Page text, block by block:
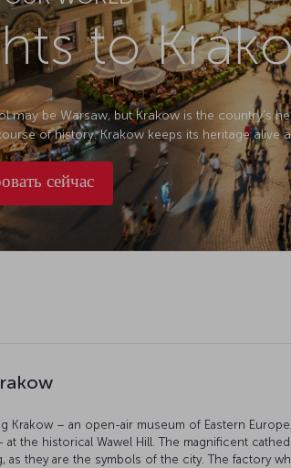
to
may be Warsaw, but Krakow is the country's
of history. Krakow keeps its heritage alive
сейчас
Krakow – an open-air museum of Eastern
the historical Wawel Hill. The magnificent
as they are the symbols of the city. The factory